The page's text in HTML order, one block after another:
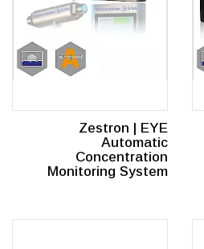
Zestron | EYE
Automatic
Concentration
Monitoring System